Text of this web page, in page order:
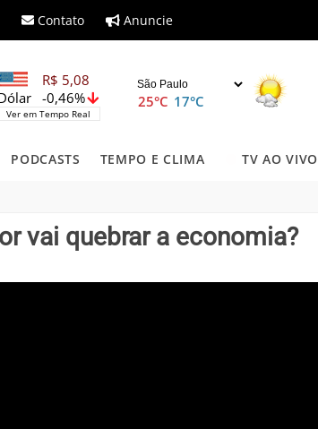
Contato Anuncie
R$ 5,08
-0,46%
Ver em Tempo Real
25°C 17°C
PODCASTS TEMPO E CLIMA TV AO VIVO
vai quebrar a economia?